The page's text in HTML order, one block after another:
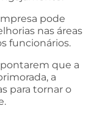
pode
nas áreas
funcionários.
que a
a
para tornar o